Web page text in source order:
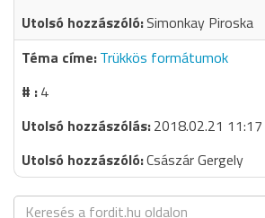
Simonkay Piroska
Trükkös formátumok
4
2018.02.21 11:17
Császár Gergely